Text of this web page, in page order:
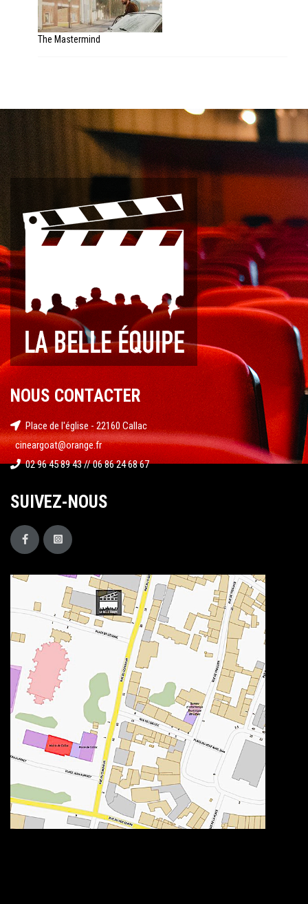
The Mastermind
NOUS CONTACTER
Place de l'église - 22160 Callac
cineargoat@orange.fr
02 96 45 89 43 // 06 86 24 68 67
SUIVEZ-NOUS